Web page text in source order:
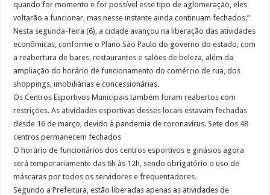
quando for momento e for possível esse tipo de aglomeração, eles
voltarão a funcionar, mas nesse instante ainda continuam fechados.”
Nesta segunda-feira (6), a cidade avançou na liberação das atividades
econômicas, conforme o Plano São Paulo do governo do estado, com
a reabertura de bares, restaurantes e salões de beleza, além da
ampliação do horário de funcionamento do comércio de rua, dos
shoppings, imobiliárias e concessionárias.
Os Centros Esportivos Municipais também foram reabertos com
restrições. As atividades esportivas desses locais estavam fechadas
desde 16 de março, devido à pandemia de coronavírus. Sete dos 48
centros permanecem fechados
O horário de funcionários dos centros esportivos e ginásios agora
será temporariamente das 6h às 12h, sendo obrigatório o uso de
máscaras por todos os servidores e frequentadores.
Segundo a Prefeitura, estão liberadas apenas as atividades de